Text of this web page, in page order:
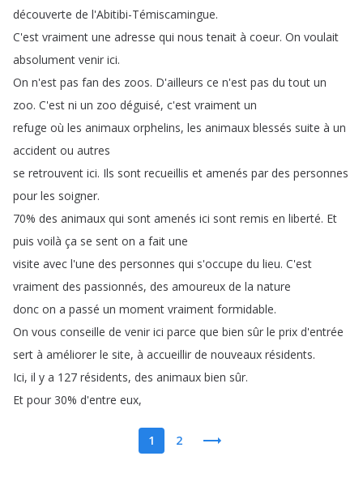
découverte de l'Abitibi-Témiscamingue.
C'est vraiment une adresse qui nous tenait à coeur. On voulait
absolument venir ici.
On n'est pas fan des zoos. D'ailleurs ce n'est pas du tout un
zoo. C'est ni un zoo déguisé, c'est vraiment un
refuge où les animaux orphelins, les animaux blessés suite à un
accident ou autres
se retrouvent ici. Ils sont recueillis et amenés par des personnes
pour les soigner.
70% des animaux qui sont amenés ici sont remis en liberté. Et
puis voilà ça se sent on a fait une
visite avec l'une des personnes qui s'occupe du lieu. C'est
vraiment des passionnés, des amoureux de la nature
donc on a passé un moment vraiment formidable.
On vous conseille de venir ici parce que bien sûr le prix d'entrée
sert à améliorer le site, à accueillir de nouveaux résidents.
Ici, il y a 127 résidents, des animaux bien sûr.
Et pour 30% d'entre eux,
1 2